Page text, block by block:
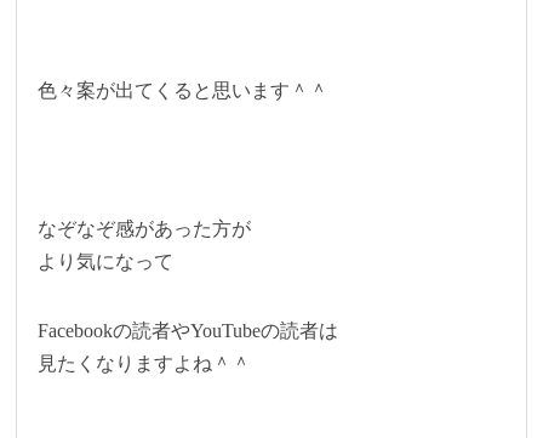
色々案が出てくると思います＾＾
なぞなぞ感があった方が
より気になって
Facebookの読者やYouTubeの読者は
見たくなりますよね＾＾